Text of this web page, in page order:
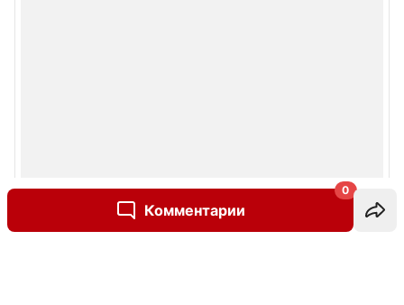
Комментарии
0